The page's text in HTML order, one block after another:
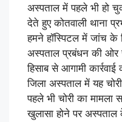
अस्पताल में पहले भी हो
देते हुए कोतवाली थाना
हमने हॉस्पिटल में जांच के
अस्पताल प्रबंधन की ओर
हिसाब से आगामी
जिला अस्पताल में यह
पहले भी चोरी का मामला
खुलासा होने पर अस्पताल